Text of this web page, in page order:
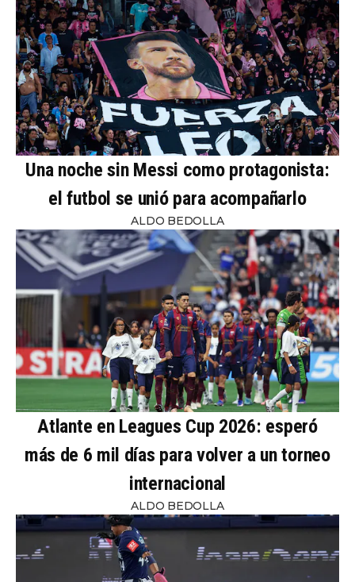
Una noche sin Messi como protagonista:
el futbol se unió para acompañarlo
ALDO BEDOLLA
Atlante en Leagues Cup 2026: esperó
más de 6 mil días para volver a un torneo
internacional
ALDO BEDOLLA